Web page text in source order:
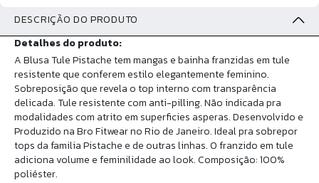
DESCRIÇÃO DO PRODUTO
Detalhes do produto:
A Blusa Tule Pistache tem mangas e bainha franzidas em tule
resistente que conferem estilo elegantemente feminino.
Sobreposição que revela o top interno com transparência
delicada. Tule resistente com anti-pilling. Não indicada pra
modalidades com atrito em superficies asperas. Desenvolvido e
Produzido na Bro Fitwear no Rio de Janeiro. Ideal pra sobrepor
tops da familia Pistache e de outras linhas. O franzido em tule
adiciona volume e feminilidade ao look. Composição: 100%
poliéster.